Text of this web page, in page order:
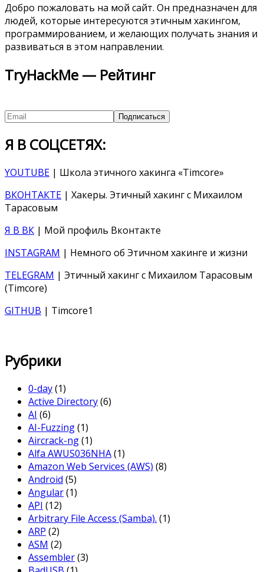
Добро пожаловать на мой сайт. Он предназначен для
людей, которые интересуются этичным хакингом,
программированием, и желающих получать знания и
развиваться в этом направлении.
TryHackMe — Рейтинг
Я В СОЦСЕТЯХ:
YOUTUBE | Школа этичного хакинга «Timcore»
ВКОНТАКТЕ | Хакеры. Этичный хакинг с Михаилом
Тарасовым
Я В ВК | Мой профиль Вконтакте
INSTAGRAM | Немного об Этичном хакинге и жизни
TELEGRAM | Этичный хакинг с Михаилом Тарасовым
(Timcore)
GITHUB | Timcore1
Рубрики
0-day(1)
Active Directory(6)
AI (6)
AI-Fuzzing(1)
Aircrack-ng(1)
Alfa AWUS036NHA(1)
Amazon Web Services (AWS) (8)
Android (5)
Angular(1)
API (12)
Arbitrary File Access (Samba). (1)
ARP (2)
ASM (2)
Assembler(3)